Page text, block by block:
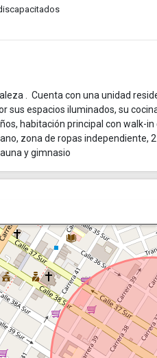
. Cuenta con una unidad
sus espacios iluminados, su
habitación principal con walk-
zona de ropas independiente,
y gimnasio